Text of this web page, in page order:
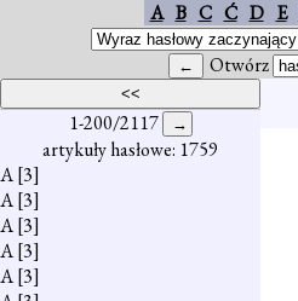
A B C Ć D E
Otwórz
1-200/2117
artykuły hasłowe: 1759
A[3]
A[3]
A[3]
A[3]
A[3]